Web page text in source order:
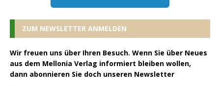
ZUM NEWSLETTER ANMELDEN
Wir freuen uns über Ihren Besuch. Wenn Sie über Neues
aus dem Mellonia Verlag informiert bleiben wollen,
dann abonnieren Sie doch unseren Newsletter